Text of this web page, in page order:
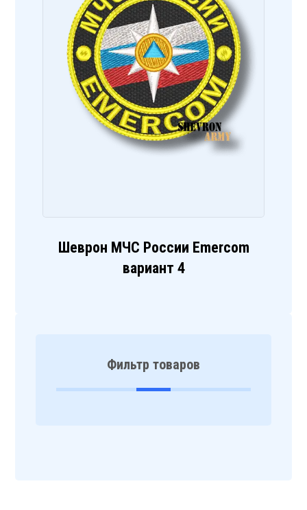
Шеврон МЧС России Emercom
вариант 4
Фильтр товаров